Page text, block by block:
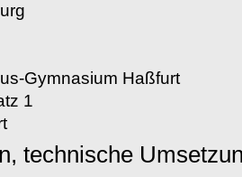
Gymnasium Haßfurt
1
technische